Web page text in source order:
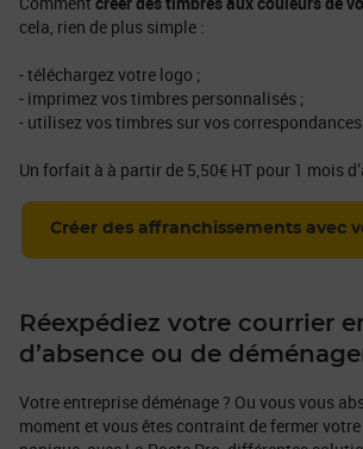
cela, rien de plus simple :
- téléchargez votre logo ;
- imprimez vos timbres personnalisés ;
- utilisez vos timbres sur vos
Un forfait à à partir de 5,50€ HT pour 1 mois
Créer des affranchissements avec
Réexpédiez votre courrier
d’absence ou de
Votre entreprise déménage ? Ou vous vous
moment et vous êtes contraint de fermer